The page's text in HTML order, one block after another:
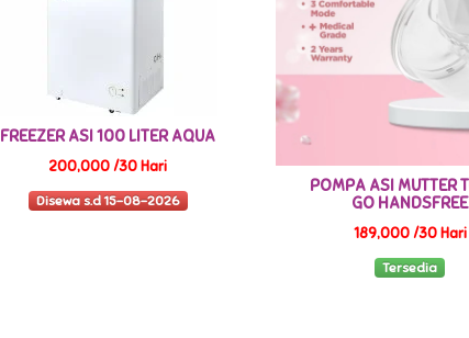
FREEZER ASI 100 LITER AQUA
200,000 /30 Hari
Disewa s.d 15-08-2026
POMPA ASI MUTTER
GO HANDSFREE
189,000 /30 Hari
Tersedia